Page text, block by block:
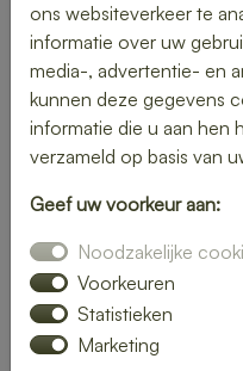
Nederland»
Lunch
en
in Marijenkampen en
gewenste locatie. Van
broodjes – wij bezorgen
Plaats eenvoudig je
ons websiteverkeer te
informatie over uw
media-, advertentie- en
kunnen deze gegevens
informatie die u aan hen
verzameld op basis van
Geef uw voorkeur aan:
Noodzakelijke
Voorkeuren
Statistieken
Marketing